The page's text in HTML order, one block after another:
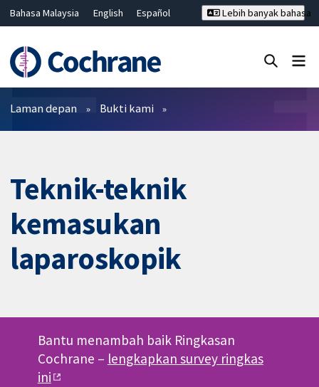
Bahasa Malaysia English
Español
Hrvatski
Deutsch ไทย
繁體中文
简体中文
Lebih banyak bahasa
Penapis
Laman depan Bukti kami
Teknik-teknik
kemasukan
laparoskopik
Bantu menambah baik Ringkasan
Cochrane – lengkapkan survey ringkas
ini